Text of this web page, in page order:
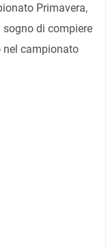
Primavera,
di compiere
nel campionato